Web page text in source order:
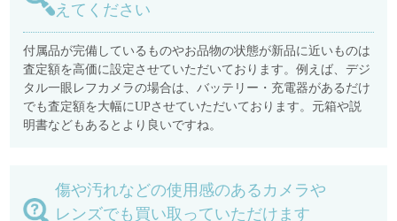
えてください
付属品が完備しているものやお品物の状態が新品に近いものは
査定額を高価に設定させていただいております。例えば、デジ
タル一眼レフカメラの場合は、バッテリー・充電器があるだけ
でも査定額を大幅にUPさせていただいております。元箱や説
明書などもあるとより良いですね。
傷や汚れなどの使用感のあるカメラや
レンズでも買い取っていただけます